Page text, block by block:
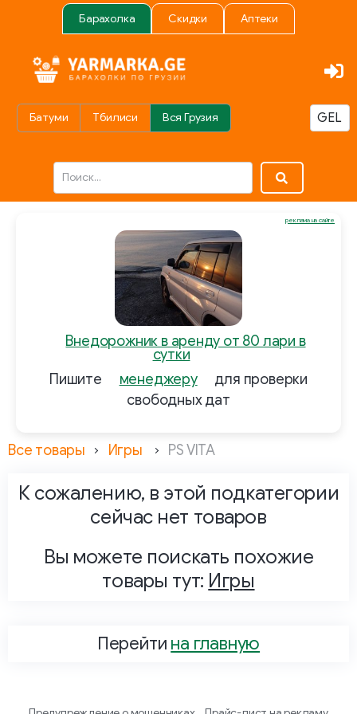
Барахолка Скидки Аптеки
Батуми Тбилиси Вся Грузия
Внедорожник в аренду от 80 лари в
сутки
Пишите
менеджеру
для проверки
свободных дат
реклама на сайте
Все товары Игры PS VITA
К сожалению, в этой подкатегории
сейчас нет товаров
Вы можете поискать похожие
товары тут: Игры
Перейти на главную